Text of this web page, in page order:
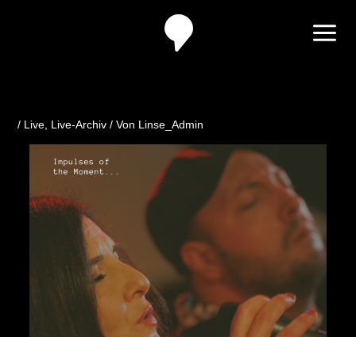
/ Live, Live-Archiv/ Von Linse_Admin